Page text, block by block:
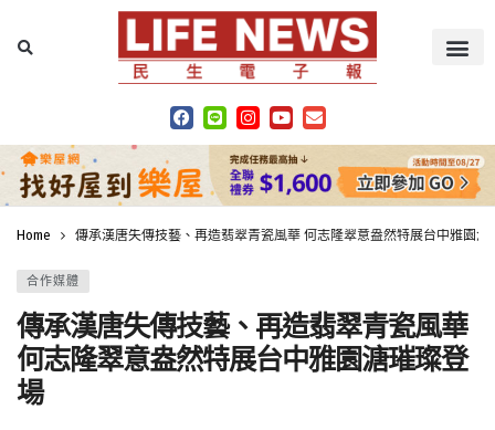
Home 傳承漢唐失傳技藝、再造翡翠青瓷風華 何志隆翠意盎然特展台中雅園溏
合作媒體
傳承漢唐失傳技藝、再造翡翠青瓷風華
何志隆翠意盎然特展台中雅園溏璀璨登
場